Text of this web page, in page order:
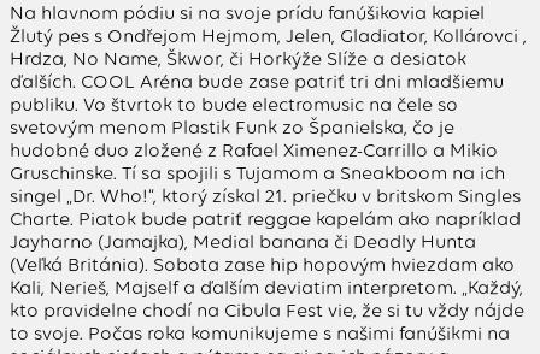
Na hlavnom pódiu si na svoje prídu fanúšikovia kapiel
Žlutý pes s Ondřejom Hejmom, Jelen, Gladiator, Kollárovci ,
Hrdza, No Name, Škwor, či Horkýže Slíže a desiatok
ďalších. COOL Aréna bude zase patriť tri dni mladšiemu
publiku. Vo štvrtok to bude electromusic na čele so
svetovým menom Plastik Funk zo Španielska, čo je
hudobné duo zložené z Rafael Ximenez-Carrillo a Mikio
Gruschinske. Tí sa spojili s Tujamom a Sneakboom na ich
singel „Dr. Who!“, ktorý získal 21. priečku v britskom Singles
Charte. Piatok bude patriť reggae kapelám ako napríklad
Jayharno (Jamajka), Medial banana či Deadly Hunta
(Veľká Británia). Sobota zase hip hopovým hviezdam ako
Kali, Nerieš, Majself a ďalším deviatim interpretom. „Každý,
kto pravidelne chodí na Cibula Fest vie, že si tu vždy nájde
to svoje. Počas roka komunikujeme s našimi fanúšikmi na